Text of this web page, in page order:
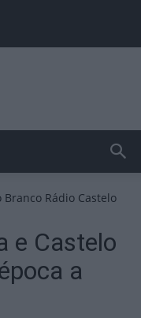
Rádio Castelo
e Castelo
a